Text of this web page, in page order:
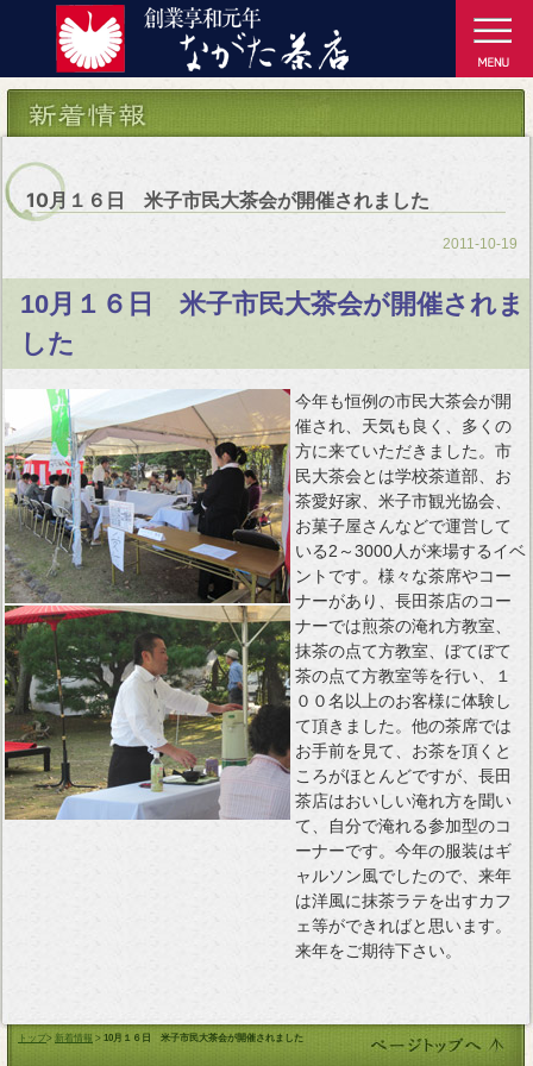
10月１６日 米子市民大茶会が開催されました
2011-10-19
10月１６日 米子市民大茶会が開催されま
した
今年も恒例の市民大茶会が開
催され、天気も良く、多くの
方に来ていただきました。市
民大茶会とは学校茶道部、お
茶愛好家、米子市観光協会、
お菓子屋さんなどで運営して
いる2～3000人が来場するイベ
ントです。様々な茶席やコー
ナーがあり、長田茶店のコー
ナーでは煎茶の淹れ方教室、
抹茶の点て方教室、ぼてぼて
茶の点て方教室等を行い、１
００名以上のお客様に体験し
て頂きました。他の茶席では
お手前を見て、お茶を頂くと
ころがほとんどですが、長田
茶店はおいしい淹れ方を聞い
て、自分で淹れる参加型のコ
ーナーです。今年の服装はギ
ャルソン風でしたので、来年
は洋風に抹茶ラテを出すカフ
ェ等ができればと思います。
来年をご期待下さい。
トップ> 新着情報 > 10月１６日 米子市民大茶会が開催されました